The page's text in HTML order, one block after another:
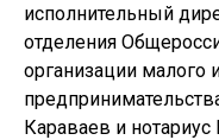
исполнительный
отделения
организации малого
Караваев и нотариус